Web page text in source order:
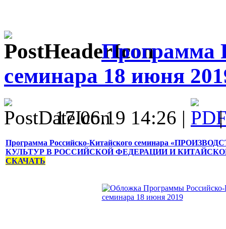
Программа
семинара 18 июня
17.06.19 14:26 |
Программа Российско-Китайского семинара
КУЛЬТУР В РОССИЙСКОЙ ФЕДЕРАЦИИ И
СКАЧАТЬ